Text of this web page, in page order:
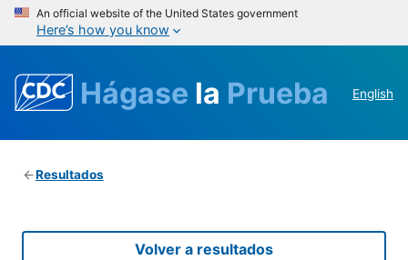
An official website of the United States government
Here’s how you know
Hágase la Prueba English
Resultados
Volver a resultados